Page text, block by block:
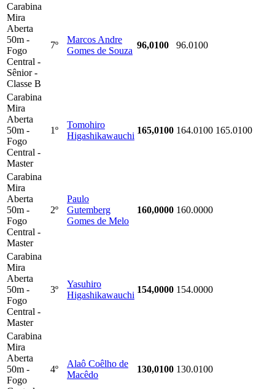
Carabina
Mira
Aberta
50m -
Fogo
Central -
Sênior -
Classe B
7º
Marcos Andre
Gomes de Souza
96,0100 96.0100
Carabina
Mira
Aberta
50m -
Fogo
Central -
Master
1º
Tomohiro
Higashikawauchi
165,0100 164.0100 165.0100
Carabina
Mira
Aberta
50m -
Fogo
Central -
Master
2º
Paulo
Gutemberg
Gomes de Melo
160,0000 160.0000
Carabina
Mira
Aberta
50m -
Fogo
Central -
Master
3º
Yasuhiro
Higashikawauchi
154,0000 154.0000
Carabina
Mira
Aberta
50m -
Fogo
4º
Alaô Coêlho de
Macêdo
130,0100 130.0100